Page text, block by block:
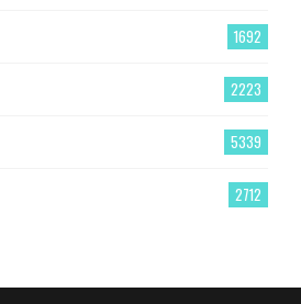
1692
2223
5339
2712